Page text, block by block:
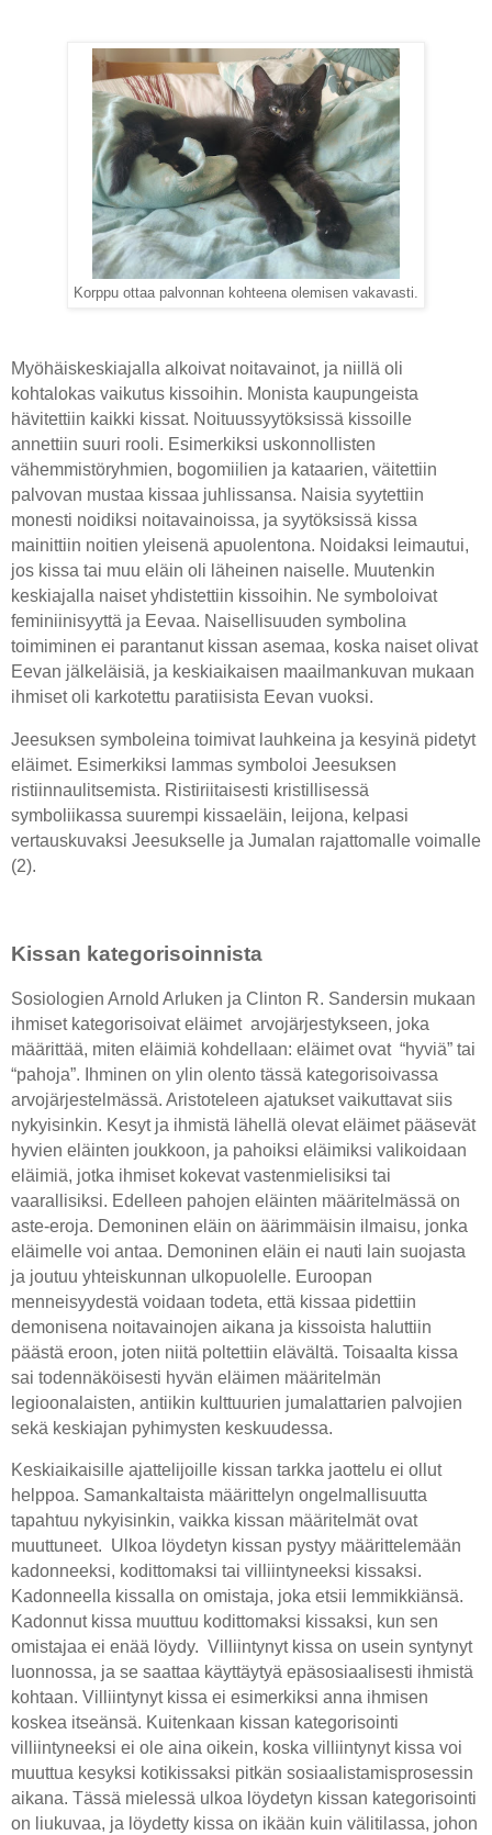
Korppu ottaa palvonnan kohteena olemisen vakavasti.
Myöhäiskeskiajalla alkoivat noitavainot, ja niillä oli
kohtalokas vaikutus kissoihin. Monista kaupungeista
hävitettiin kaikki kissat. Noituussyytöksissä kissoille
annettiin suuri rooli. Esimerkiksi uskonnollisten
vähemmistöryhmien, bogomiilien ja kataarien, väitettiin
palvovan mustaa kissaa juhlissansa. Naisia syytettiin
monesti noidiksi noitavainoissa, ja syytöksissä kissa
mainittiin noitien yleisenä apuolentona. Noidaksi leimautui,
jos kissa tai muu eläin oli läheinen naiselle. Muutenkin
keskiajalla naiset yhdistettiin kissoihin. Ne symboloivat
feminiinisyyttä ja Eevaa. Naisellisuuden symbolina
toimiminen ei parantanut kissan asemaa, koska naiset olivat
Eevan jälkeläisiä, ja keskiaikaisen maailmankuvan mukaan
ihmiset oli karkotettu paratiisista Eevan vuoksi.
Jeesuksen symboleina toimivat lauhkeina ja kesyinä pidetyt
eläimet. Esimerkiksi lammas symboloi Jeesuksen
ristiinnaulitsemista. Ristiriitaisesti kristillisessä
symboliikassa suurempi kissaeläin, leijona, kelpasi
vertauskuvaksi Jeesukselle ja Jumalan rajattomalle voimalle
(2).
Kissan kategorisoinnista
Sosiologien Arnold Arluken ja Clinton R. Sandersin mukaan
ihmiset kategorisoivat eläimet arvojärjestykseen, joka
määrittää, miten eläimiä kohdellaan: eläimet ovat “hyviä” tai
“pahoja”. Ihminen on ylin olento tässä kategorisoivassa
arvojärjestelmässä. Aristoteleen ajatukset vaikuttavat siis
nykyisinkin. Kesyt ja ihmistä lähellä olevat eläimet pääsevät
hyvien eläinten joukkoon, ja pahoiksi eläimiksi valikoidaan
eläimiä, jotka ihmiset kokevat vastenmielisiksi tai
vaarallisiksi. Edelleen pahojen eläinten määritelmässä on
aste-eroja. Demoninen eläin on äärimmäisin ilmaisu, jonka
eläimelle voi antaa. Demoninen eläin ei nauti lain suojasta
ja joutuu yhteiskunnan ulkopuolelle. Euroopan
menneisyydestä voidaan todeta, että kissaa pidettiin
demonisena noitavainojen aikana ja kissoista haluttiin
päästä eroon, joten niitä poltettiin elävältä. Toisaalta kissa
sai todennäköisesti hyvän eläimen määritelmän
legioonalaisten, antiikin kulttuurien jumalattarien palvojien
sekä keskiajan pyhimysten keskuudessa.
Keskiaikaisille ajattelijoille kissan tarkka jaottelu ei ollut
helppoa. Samankaltaista määrittelyn ongelmallisuutta
tapahtuu nykyisinkin, vaikka kissan määritelmät ovat
muuttuneet. Ulkoa löydetyn kissan pystyy määrittelemään
kadonneeksi, kodittomaksi tai villiintyneeksi kissaksi.
Kadonneella kissalla on omistaja, joka etsii lemmikkiänsä.
Kadonnut kissa muuttuu kodittomaksi kissaksi, kun sen
omistajaa ei enää löydy. Villiintynyt kissa on usein syntynyt
luonnossa, ja se saattaa käyttäytyä epäsosiaalisesti ihmistä
kohtaan. Villiintynyt kissa ei esimerkiksi anna ihmisen
koskea itseänsä. Kuitenkaan kissan kategorisointi
villiintyneeksi ei ole aina oikein, koska villiintynyt kissa voi
muuttua kesyksi kotikissaksi pitkän sosiaalistamisprosessin
aikana. Tässä mielessä ulkoa löydetyn kissan kategorisointi
on liukuvaa, ja löydetty kissa on ikään kuin välitilassa, johon